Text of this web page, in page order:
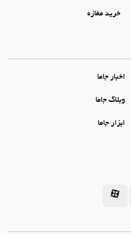
خرید مغازه
اخبار جاما
وبلاگ جاما
ابزار جاما
در لینکداین
جاما در تلگرام
سامانه جاما در آپارات